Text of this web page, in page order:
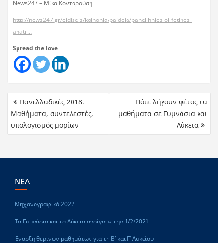
News247 – Μίκα Κοντορούση
http://news247.gr/eidiseis/koinonia/paideia/panellhnies-oi-fetines-
anatr…
Spread the love
Πανελλαδικές 2018:
Μαθήματα, συντελεστές,
υπολογισμός μορίων
Πότε λήγουν φέτος τα
μαθήματα σε Γυμνάσια και
Λύκεια
ΝΕΑ
Μηχανογραφικό 2022
Τα Γυμνάσια και τα Λύκεια ανοίγουν την 1/2/2021
Έναρξη θερινών μαθημάτων για τη Β’ και Γ’ Λυκείου